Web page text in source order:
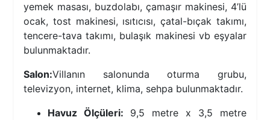
yemek masası, buzdolabı, çamaşır makinesi, 4’lü
ocak, tost makinesi, ısıtıcısı, çatal-bıçak takımı,
tencere-tava takımı, bulaşık makinesi vb eşyalar
bulunmaktadır.
Salon:Villanın salonunda oturma grubu,
televizyon, internet, klima, sehpa bulunmaktadır.
Havuz Ölçüleri: 9,5 metre x 3,5 metre